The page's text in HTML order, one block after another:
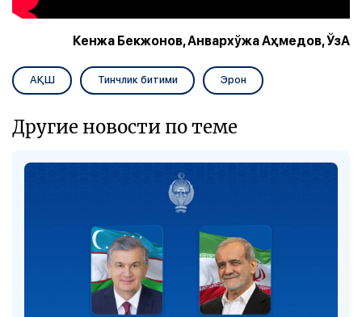
Кенжа Бекжонов, Анвархўжа Аҳмедов, ЎзА
АҚШ Тинчлик битими Эрон
Другие новости по теме